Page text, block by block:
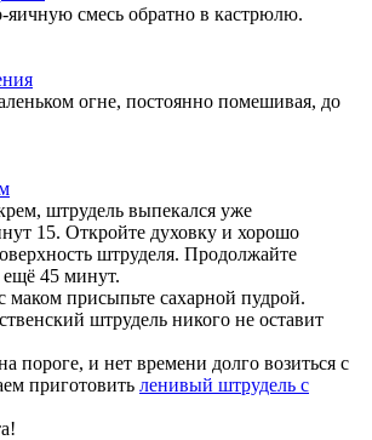
яичную смесь обратно в кастрюлю.
огне, постоянно помешивая, до
штрудель выпекался уже
15. Откройте духовку и хорошо
штруделя. Продолжайте
ещё 45 минут.
маком присыпьте сахарной пудрой.
штрудель никого не оставит
пороге, и нет времени долго возиться с
приготовить ленивый штрудель с